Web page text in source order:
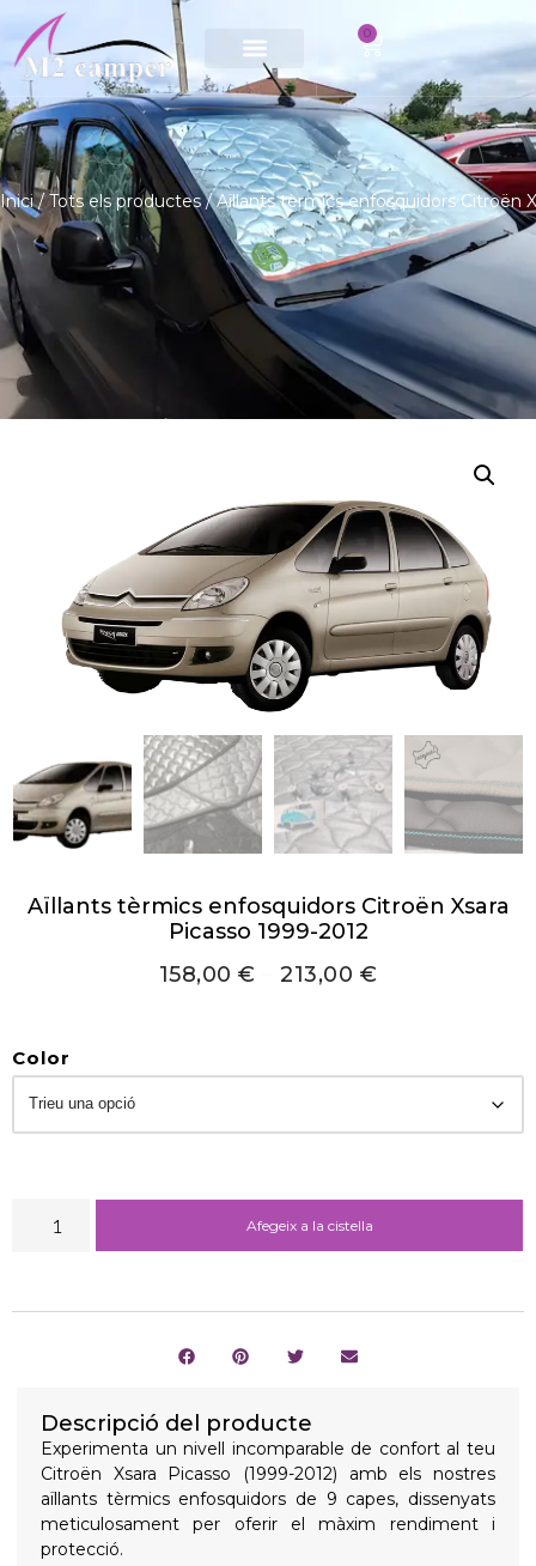
Saltar
al
contingut
0
Inici/Tots els productes/ Aïllants tèrmics enfosquidors Citroën
Aïllants tèrmics enfosquidors Citroën Xsara
Picasso 1999-2012
158,00€ 213,00 €
Color
Afegeix a la cistella
Descripció del producte
Experimenta un nivell incomparable de confort al teu
Citroën Xsara Picasso (1999-2012) amb els nostres
aïllants tèrmics enfosquidors de 9 capes, dissenyats
meticulosament per oferir el màxim rendiment i
protecció.